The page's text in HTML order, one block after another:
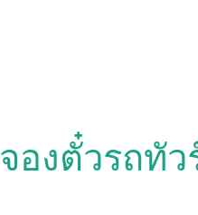
จองตั๋วรถทั